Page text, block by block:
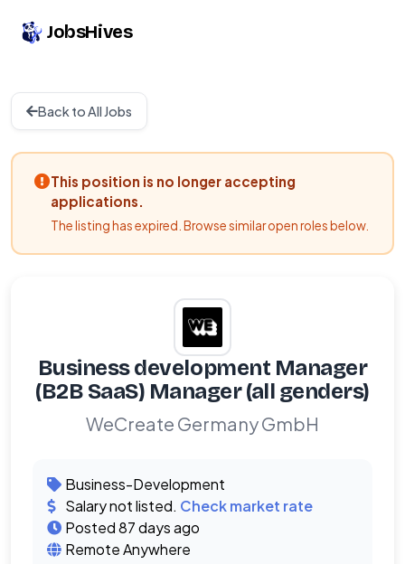
JobsHives
Back to All Jobs
This position is no longer accepting
applications.
The listing has expired. Browse similar open roles below.
Business development Manager
(B2B SaaS) Manager (all genders)
WeCreate Germany GmbH
Business-Development
Salary not listed. Check market rate
Posted 87 days ago
Remote Anywhere